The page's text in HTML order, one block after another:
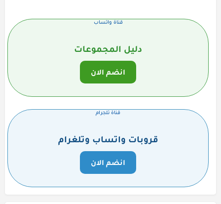
قناة واتساب
دليل المجموعات
انضم الان
قناة تلجرام
قروبات واتساب وتلغرام
انضم الان